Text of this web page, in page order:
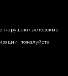
нарушают авторские
пожалуйста,